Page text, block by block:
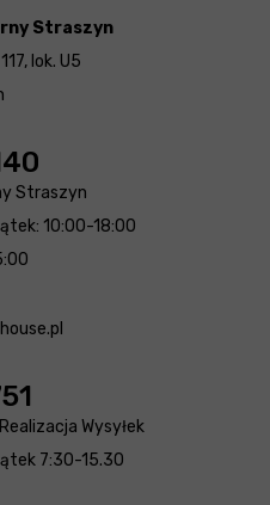
Straszyn
lok. U5
Straszyn
10:00-18:00
Wysyłek
7:30-15.30